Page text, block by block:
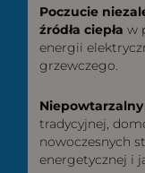
Poczucie
źródła ciepła w
energii
grzewczego.
tradycyjnej,
nowoczesnych
energetycznej i